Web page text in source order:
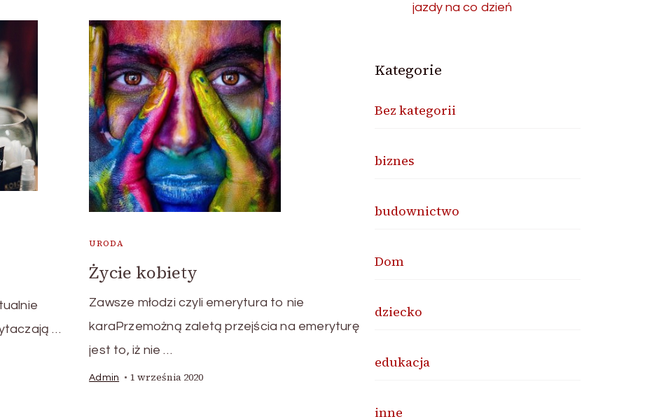
…
URODA
Życie kobiety
Zawsze młodzi czyli emerytura to nie
karaPrzemożną zaletą przejścia na emeryturę
jest to, iż nie …
Admin 1 września 2020
jazdy na co dzień
Kategorie
Bez kategorii
biznes
budownictwo
Dom
dziecko
edukacja
inne